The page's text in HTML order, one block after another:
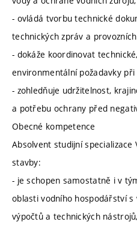
- ovládá tvorbu technické
technických zpráv a
- dokáže koordinovat
environmentální požadavky
- zohledňuje udržitelnost,
a potřebu ochrany před
Obecné kompetence
Absolvent studijní
stavby:
- je schopen samostatně i v
oblasti vodního hospodářství
výpočtů a technických nástrojů,